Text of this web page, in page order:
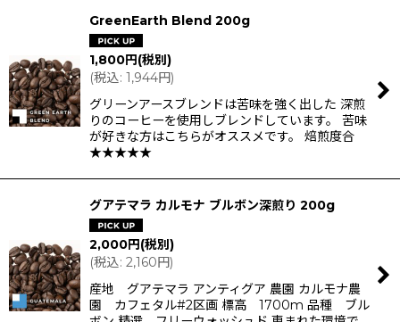
GreenEarth Blend 200g
1,800円(税別)
(税込: 1,944円)
グリーンアースブレンドは苦味を強く出した 深煎
りのコーヒーを使用しブレンドしています。 苦味
が好きな方はこちらがオススメです。 焙煎度合
★★★★★
グアテマラ カルモナ ブルボン深煎り 200g
2,000円(税別)
(税込: 2,160円)
産地 グアテマラ アンティグア 農園 カルモナ農
園 カフェタル#2区画 標高 1700m 品種 ブル